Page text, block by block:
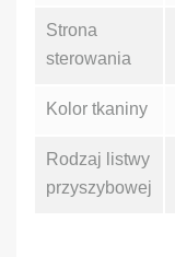
Strona
sterowania
Kolor tkaniny
Rodzaj listwy
przyszybowej